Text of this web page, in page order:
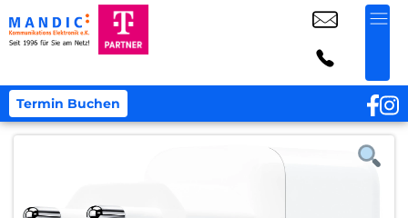
Termin Buchen